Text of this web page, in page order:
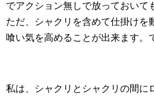
でアクション無しで放っておいて
ただ、シャクリを含めて仕掛けを
喰い気を高めることが出来ます。
私は、シャクリとシャクリの間に